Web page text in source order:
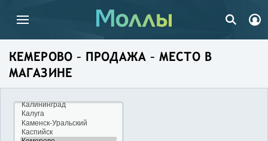
КЕМЕРОВО – ПРОДАЖА – МЕСТО В
МАГАЗИНЕ